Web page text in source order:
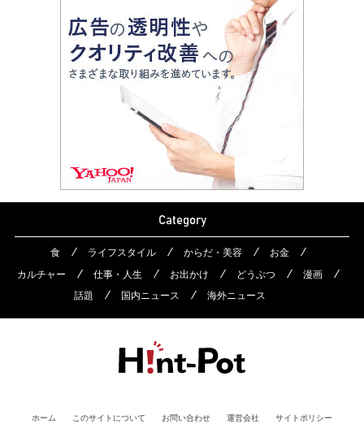
Category
食 ライフスタイル からだ・美容
お金
カルチャー
仕事・人生 お出かけ どうぶつ
漫画
話題
国内ニュース 海外ニュース
ホーム このサイトについて お問い合わせ 運営会社 サイトポリシー